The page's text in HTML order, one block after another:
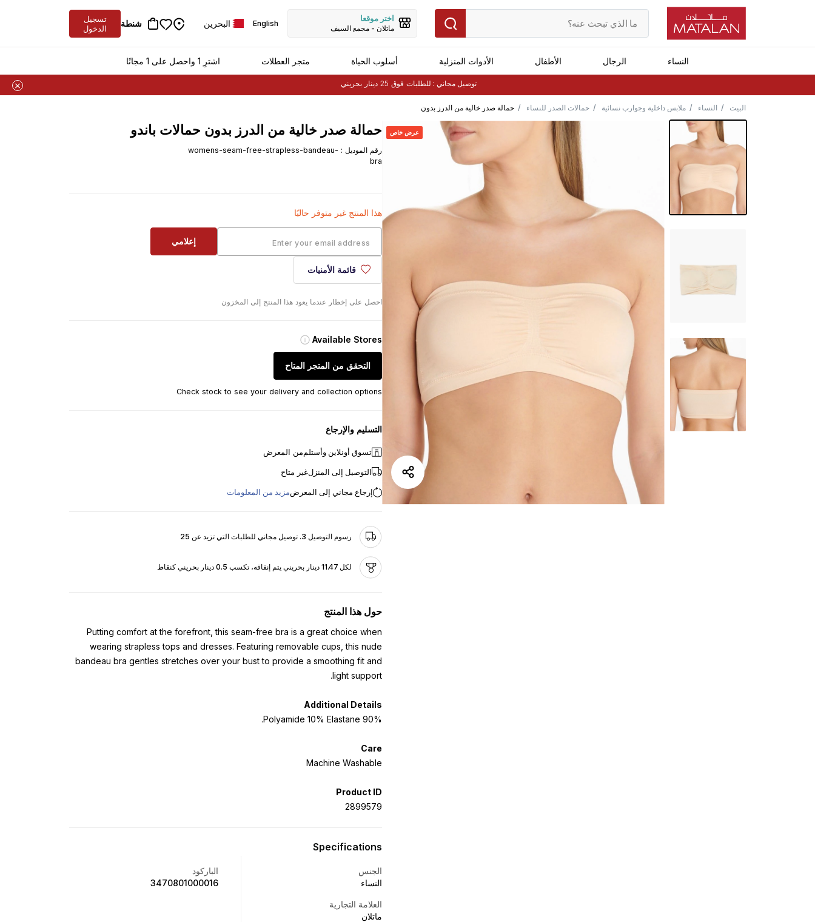
اختر موقعا
ماتلان - مجمع السيف
English البحرين شنطة
تسجيل
الدخول
النساء الرجال الأطفال الأدوات المنزلية أسلوب الحياة متجر العطلات اشترِ 1 واحصل على 1 مجانًا
توصيل مجاني : للطلبات فوق 25 دينار بحريني
البيت النساء ملابس داخلية وجوارب نسائية حمالات الصدر للنساء
حمالة صدر خالية من الدرز بدون
حمالات باندو
عرض خاص حمالة صدر خالية من الدرز بدون حمالات باندو
رقم الموديل :
womens-seam-free-strapless-bandeau-
bra
هذا المنتج غير متوفر حاليًا
إعلامي
قائمة الأمنيات
احصل على إخطار عندما يعود هذا المنتج إلى المخزون
Available Stores
التحقق من المتجر المتاح
Check stock to see your delivery and collection options
التسليم والإرجاع
تسوق أونلاين وأستلممن المعرض
التوصيل إلى المنزلغير متاح
إرجاع مجاني إلى المعرضمزيد من المعلومات
رسوم التوصيل 3. توصيل مجاني للطلبات التي تزيد عن 25
لكل 11.47 دينار بحريني يتم إنفاقه، تكسب 0.5 دينار بحريني كنقاط
حول هذا المنتج
Putting comfort at the forefront, this seam-free bra is a great choice when
wearing strapless tops and dresses. Featuring removable cups, this nude
bandeau bra gentles stretches over your bust to provide a smoothing fit and
light support.
Additional Details
90% Polyamide 10% Elastane.
Care
Machine Washable
Product ID
2899579
Specifications
الجنس
النساء
الباركود
3470801000016
العلامة التجارية
ماتلان